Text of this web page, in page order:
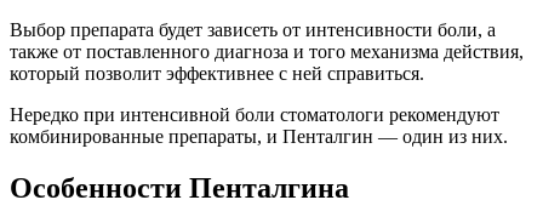
Выбор препарата будет зависеть от интенсивности боли, а
также от поставленного диагноза и того механизма действия,
который позволит эффективнее с ней справиться.
Нередко при интенсивной боли стоматологи рекомендуют
комбинированные препараты, и Пенталгин — один из них.
Особенности Пенталгина